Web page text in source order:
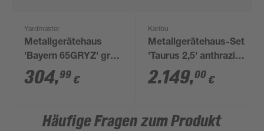
Yardmaster
Metallgerätehaus
'Bayern 65GRYZ' grün
202 x 137 x 189 cm
304,99 €
Karibu
Metallgerätehaus-Set
'Taurus 2,5' anthrazit
414 x 213 x 292 cm
2.149,00 €
Häufige Fragen zum Produkt